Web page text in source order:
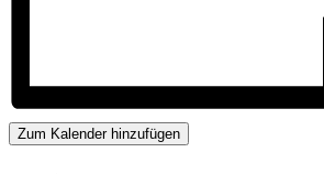
Zum Kalender hinzufügen